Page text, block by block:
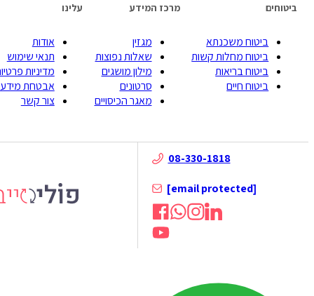
ביטוחים
ביטוח משכנתא
ביטוח מחלות קשות
ביטוח בריאות
ביטוח חיים
מרכז המידע
מגזין
שאלות נפוצות
מילון מושגים
סרטונים
מאגר הכיסויים
עלינו
אודות
תנאי שימוש
מדיניות פרטיות
אבטחת מידע
צור קשר
08-330-1818
[email protected]